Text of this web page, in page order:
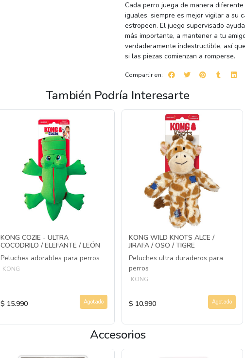
Cada perro juega de manera
iguales, siempre es mejor vigilar a su
estropeen. El juego supervisado
más importante, a mantener a tu
verdaderamente indestructible, así
si las piezas comienzan a romperse.
Compartir en:
También Podría Interesarte
KONG COZIE - ULTRA
COCODRILO / ELEFANTE / LEÓN
Peluches adorables para perros
KONG
$ 15.990 Agotado
KONG WILD KNOTS ALCE /
JIRAFA / OSO / TIGRE
Peluches ultra duraderos para
perros
KONG
$ 10.990 Agotado
Accesorios